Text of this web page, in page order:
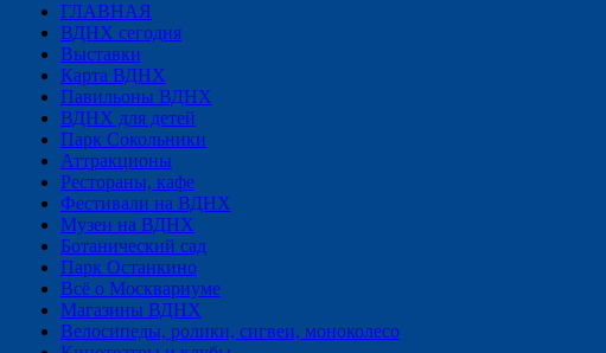
ГЛАВНАЯ
ВДНХ сегодня
Выставки
Карта ВДНХ
Павильоны ВДНХ
ВДНХ для детей
Парк Сокольники
Аттракционы
Рестораны, кафе
Фестивали на ВДНХ
Музеи на ВДНХ
Ботанический сад
Парк Останкино
Всё о Москвариуме
Магазины ВДНХ
Велосипеды, ролики, сигвеи, моноколесо